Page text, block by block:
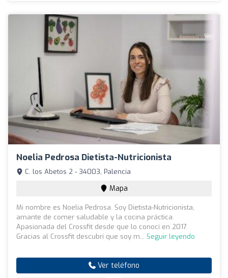
Noelia Pedrosa Dietista-Nutricionista
C. los Abetos 2 - 34003, Palencia
Mapa
Mi nombre es Noelia Pedrosa. Soy Dietista-Nutricionista,
amante de comer saludable y la cocina práctica.
Apasionada del Crossfit desde que lo conocí en 2017.
Gracias al Crossfit descubrí que soy m... Seguir leyendo
Ver teléfono